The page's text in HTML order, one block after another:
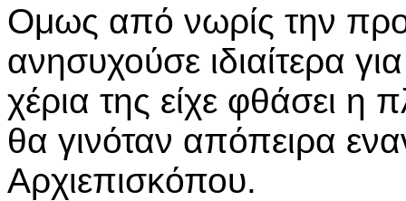
Ομως από νωρίς την
ανησυχούσε ιδιαίτερα
χέρια της είχε φθάσει η
θα γινόταν απόπειρα
Αρχιεπισκόπου.